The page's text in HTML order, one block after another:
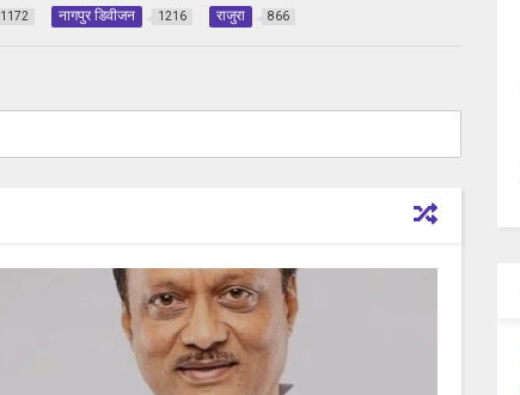
1172 नागपुर डिवीजन 1216 राजुरा 866